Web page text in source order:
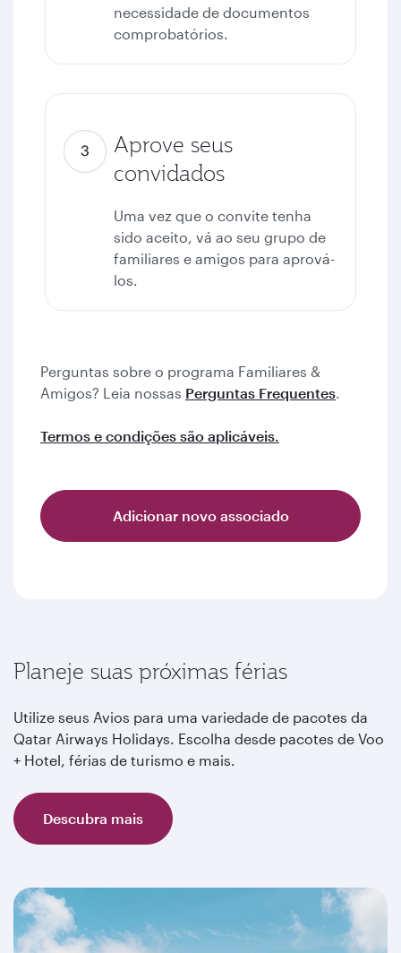
necessidade de documentos
comprobatórios.
Aprove seus
convidados
Uma vez que o convite tenha
sido aceito, vá ao seu grupo de
familiares e amigos para aprová-
los.
Perguntas sobre o programa Familiares &
Amigos? Leia nossas Perguntas Frequentes.
Termos e condições são aplicáveis.
Adicionar novo associado
Planeje suas próximas férias
Utilize seus Avios para uma variedade de pacotes da
Qatar Airways Holidays. Escolha desde pacotes de Voo
+ Hotel, férias de turismo e mais.
Descubra mais